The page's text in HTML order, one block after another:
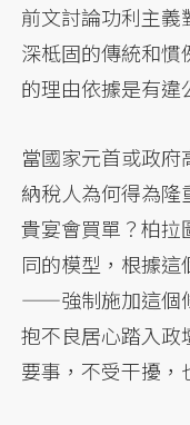
前文討論功利主
深柢固的傳統和
的理由依據是有違
當國家元首或政府
納稅人為何得為隆
貴宴會買單？柏拉
同的模型，根據
——強制施加這個
抱不良居心踏入政
要事，不受干擾，